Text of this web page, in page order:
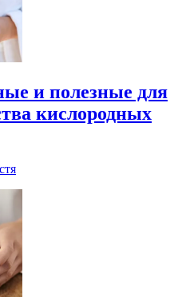
и полезные для
кислородных